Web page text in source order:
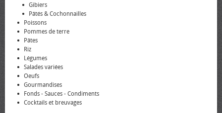
Gibiers
Pâtés & Cochonnailles
Poissons
Pommes de terre
Pâtes
Riz
Légumes
Salades variées
Oeufs
Gourmandises
Fonds - Sauces - Condiments
Cocktails et breuvages